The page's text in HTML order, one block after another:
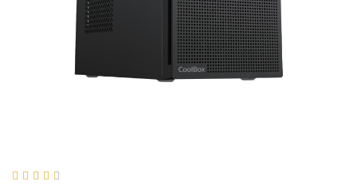
    